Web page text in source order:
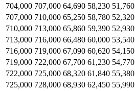
704,000 707,000 64,690 58,230 51,760
707,000 710,000 65,250 58,780 52,320
710,000 713,000 65,860 59,390 52,930
713,000 716,000 66,480 60,000 53,540
716,000 719,000 67,090 60,620 54,150
719,000 722,000 67,700 61,230 54,770
722,000 725,000 68,320 61,840 55,380
725,000 728,000 68,930 62,450 55,990